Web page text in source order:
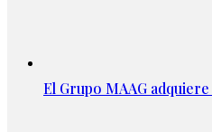
El Grupo MAAG